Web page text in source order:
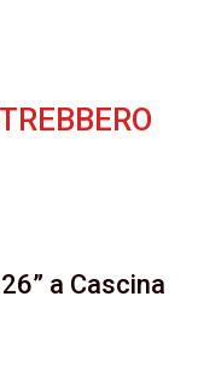
a Cascina